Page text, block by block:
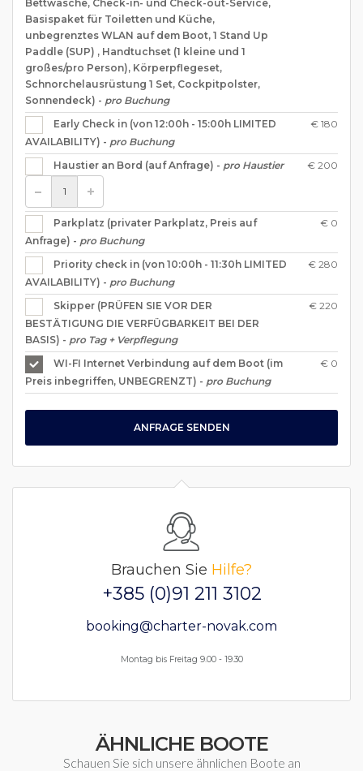
Bettwäsche, Check-in- und Check-out-Service,
Basispaket für Toiletten und Küche,
unbegrenztes WLAN auf dem Boot, 1 Stand Up
Paddle (SUP) , Handtuchset (1 kleine und 1
großes/pro Person), Körperpflegeset,
Schnorchelausrüstung 1 Set, Cockpitpolster,
Sonnendeck) - pro Buchung
Early Check in (von 12:00h - 15:00h LIMITED
AVAILABILITY) - pro Buchung
€ 180
Haustier an Bord (auf Anfrage) - pro Haustier € 200
Parkplatz (privater Parkplatz, Preis auf
Anfrage) - pro Buchung
€ 0
Priority check in (von 10:00h - 11:30h LIMITED
AVAILABILITY) - pro Buchung
€ 280
Skipper (PRÜFEN SIE VOR DER
BESTÄTIGUNG DIE VERFÜGBARKEIT BEI DER
BASIS) - pro Tag + Verpflegung
€ 220
WI-FI Internet Verbindung auf dem Boot (im
Preis inbegriffen, UNBEGRENZT) - pro Buchung
€ 0
ANFRAGE SENDEN
Brauchen Sie Hilfe?
+385 (0)91 211 3102
booking@charter-novak.com
Montag bis Freitag 9.00 - 19.30
ÄHNLICHE BOOTE
Schauen Sie sich unsere ähnlichen Boote an